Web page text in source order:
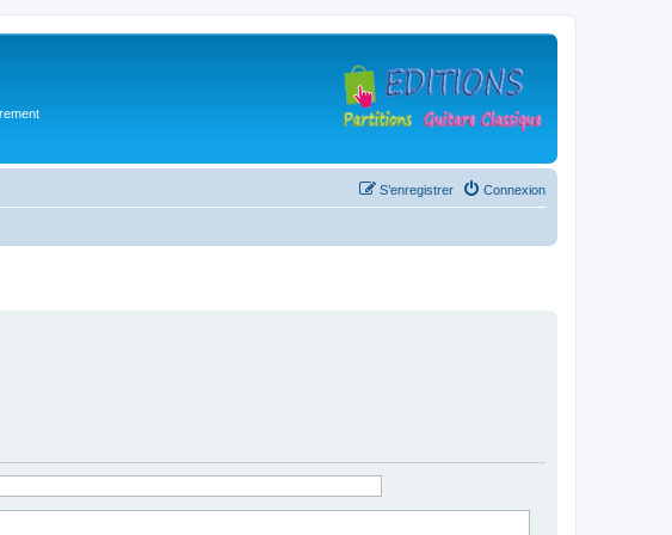
Connexion
S’enregistrer